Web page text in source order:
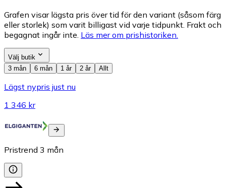
Grafen visar lägsta pris över tid för den variant (såsom färg
eller storlek) som varit billigast vid varje tidpunkt. Frakt och
begagnat ingår inte. Läs mer om prishistoriken.
Välj butik
3 mån
6 mån 1 år 2 år Allt
Lägst nypris just nu
1 346 kr
Pristrend 3 mån